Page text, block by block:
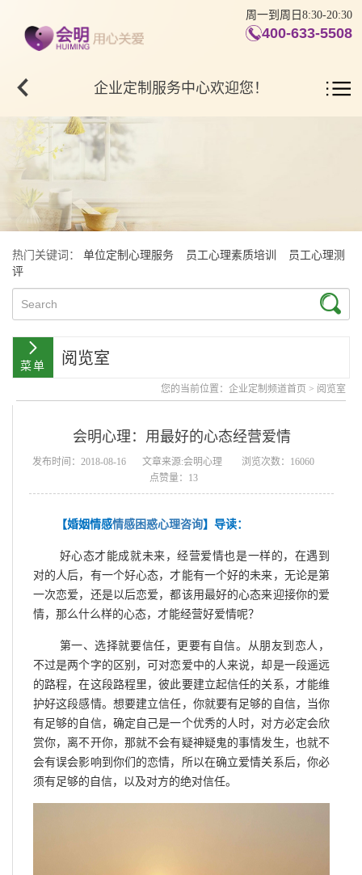
周一到周日8:30-20:30
400-633-5508
企业定制服务中心欢迎您！
热门关键词： 单位定制心理服务 员工心理素质培训
员工心理测
评
阅览室
您的当前位置： 企业定制频道首页 > 阅览室
会明心理：用最好的心态经营爱情
发布时间：2018-08-16 文章来源:会明心理
浏览次数：16060
点赞量：13
【婚姻情感情感困惑心理咨询】导读：
好心态才能成就未来，经营爱情也是一样的，在遇到
对的人后，有一个好心态，才能有一个好的未来，无论是第
一次恋爱，还是以后恋爱，都该用最好的心态来迎接你的爱
情，那么什么样的心态，才能经营好爱情呢？
第一、选择就要信任，更要有自信。从朋友到恋人，
不过是两个字的区别，可对恋爱中的人来说，却是一段遥远
的路程，在这段路程里，彼此要建立起信任的关系，才能维
护好这段感情。想要建立信任，你就要有足够的自信，当你
有足够的自信，确定自己是一个优秀的人时，对方必定会欣
赏你，离不开你，那就不会有疑神疑鬼的事情发生，也就不
会有误会影响到你们的恋情，所以在确立爱情关系后，你必
须有足够的自信，以及对方的绝对信任。